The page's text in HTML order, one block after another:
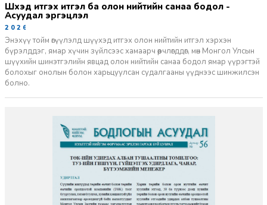
Шүүхэд итгэх итгэл ба олон нийтийн санаа бодол -
Асуудал эргэцүүлэл
2026-06-11
Энэхүү тойм өгүүлэлд шүүхэд итгэх олон нийтийн итгэл хэрхэн
бүрэлддэг, ямар хүчин зүйлсээс хамаарч өөрчлөгддөг, мөн Монгол Улсын
шүүхийн шинэтгэлийн явцад олон нийтийн санаа бодол ямар үүрэгтэй
болохыг онолын болон харьцуулсан судалгааны үүднээс шинжилсэн
болно.